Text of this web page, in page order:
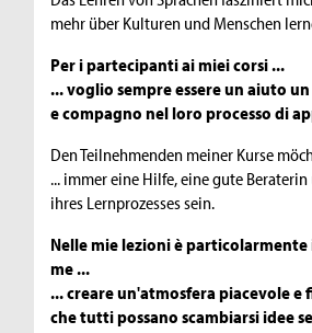
mehr über Kulturen und Menschen
Per i partecipanti ai miei corsi ...
... voglio sempre essere un aiuto
e compagno nel loro processo di
Den Teilnehmenden meiner Kurse
... immer eine Hilfe, eine gute
ihres Lernprozesses sein.
Nelle mie lezioni è
me ...
... creare un'atmosfera piacevole e
che tutti possano scambiarsi idee